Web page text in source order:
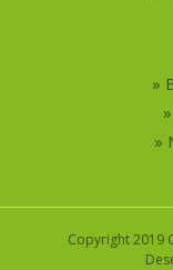
Copyright 2019